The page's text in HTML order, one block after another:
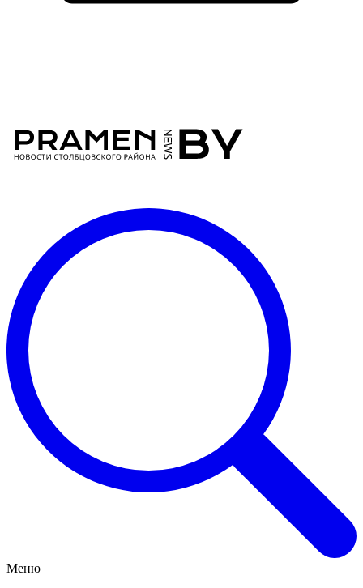
Меню